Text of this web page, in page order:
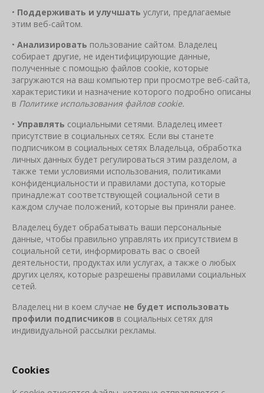
• Поддерживать и улучшать услуги, предлагаемые
этим веб-сайтом.
• Анализировать пользование сайтом. Владелец
собирает другие, не идентифицирующие данные,
полученные с помощью файлов cookie, которые
загружаются на ваш компьютер при просмотре веб-сайта,
характеристики и назначение которого подробно описаны
в Политике использования файлов cookie.
• Управлять социальными сетями. Владелец имеет
присутствие в социальных сетях. Если вы станете
подписчиком в социальных сетях Владельца, обработка
личных данных будет регулироваться этим разделом, а
также теми условиями использования, политиками
конфиденциальности и правилами доступа, которые
принадлежат соответствующей социальной сети в
каждом случае положений, которые вы приняли ранее.
Владелец будет обрабатывать ваши персональные
данные, чтобы правильно управлять их присутствием в
социальной сети, информировать вас о своей
деятельности, продуктах или услугах, а также о любых
других целях, которые разрешены правилами социальных
сетей.
Владелец ни в коем случае не будет использовать
профили подписчиков в социальных сетях для
индивидуальной рассылки рекламы.
Cookies